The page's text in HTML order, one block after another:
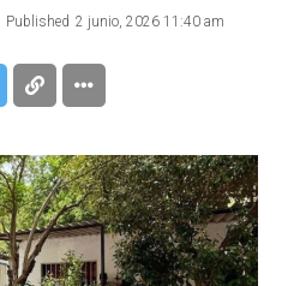
Published 2 junio, 2026 11:40 am